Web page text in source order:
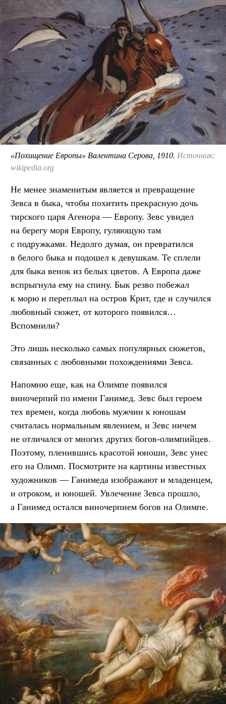
«Похищение Европы» Валентина Серова, 1910. Источник:
wikipedia.org
Не менее знаменитым является и превращение
Зевса в быка, чтобы похитить прекрасную дочь
тирского царя Агенора — Европу. Зевс увидел
на берегу моря Европу, гуляющую там
с подружками. Недолго думая, он превратился
в белого быка и подошел к девушкам. Те сплели
для быка венок из белых цветов. А Европа даже
вспрыгнула ему на спину. Бык резво побежал
к морю и переплыл на остров Крит, где и случился
любовный сюжет, от которого появился…
Вспомнили?
Это лишь несколько самых популярных сюжетов,
связанных с любовными похождениями Зевса.
Напомню еще, как на Олимпе появился
виночерпий по имени Ганимед. Зевс был героем
тех времен, когда любовь мужчин к юношам
считалась нормальным явлением, и Зевс ничем
не отличался от многих других богов-олимпийцев.
Поэтому, пленившись красотой юноши, Зевс унес
его на Олимп. Посмотрите на картины известных
художников — Ганимеда изображают и младенцем,
и отроком, и юношей. Увлечение Зевса прошло,
а Ганимед остался виночерпием богов на Олимпе.